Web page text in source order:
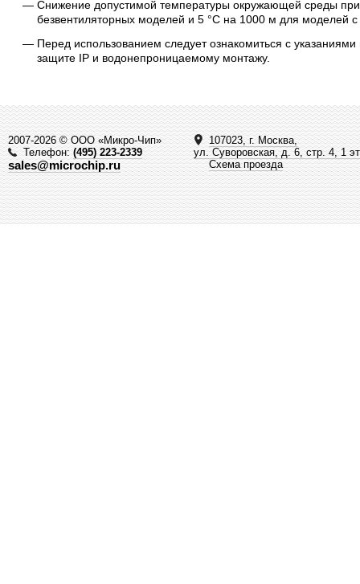
Снижение допустимой температуры окружающей среды
безвентиляторных моделей и 5 °C на 1000 м для моделей
Перед использованием следует ознакомиться с
защите IP и водонепроницаемому монтажу.
2007-2026 © ООО «Микро-Чип»
Телефон:(495) 223-2339
sales@microchip.ru
107023, г. Москва,
ул. Суворовская, д. 6, стр. 4, 1
Схема проезда